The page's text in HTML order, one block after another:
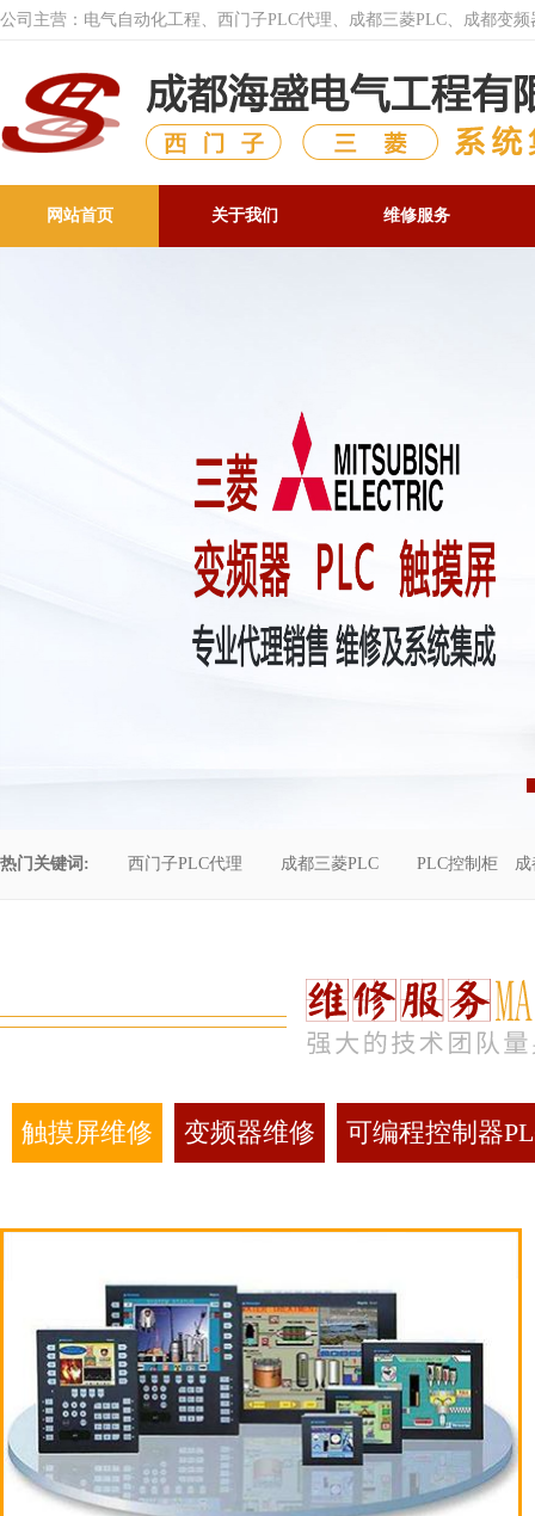
公司主营：电气自动化工程、西门子PLC代理、成都三菱PLC、成都变
网站首页 关于我们 维修服务
热门关键词: 西门子PLC代理 成都三菱PLC PLC控制柜
触摸屏维修 变频器维修 可编程控制器